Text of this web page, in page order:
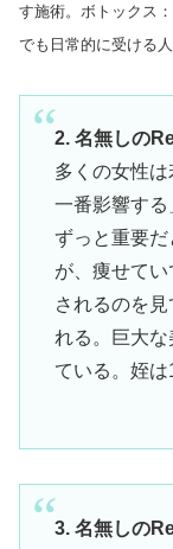
す施術。ボトックス
でも日常的に受ける人
2. 名無しの
多くの女性
一番影響す
ずっと重要
が、痩せて
されるのを
れる。巨大
ている。姪は
3. 名無しの